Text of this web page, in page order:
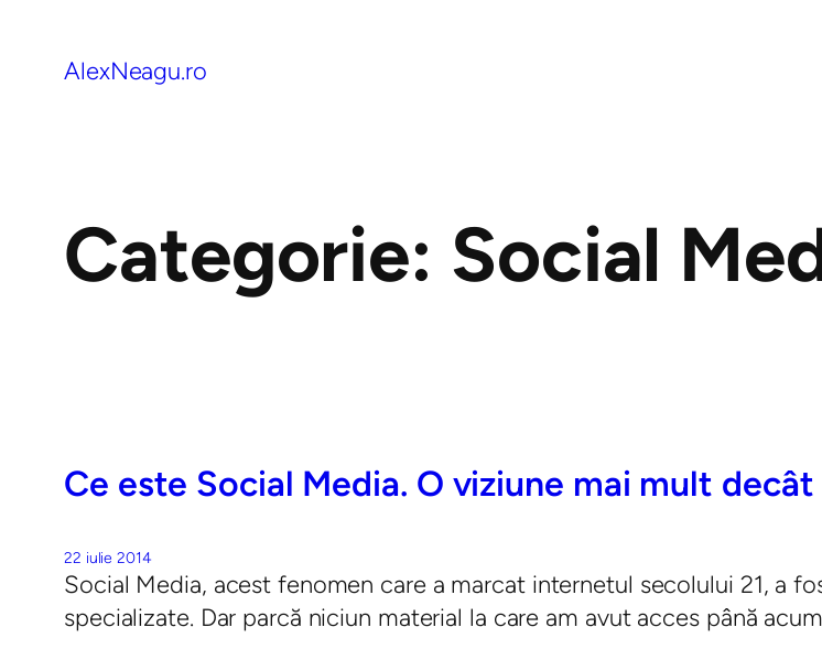
AlexNeagu.ro
Categorie: Social
Ce este Social Media. O viziune mai mult
22 iulie 2014
Social Media, acest fenomen care a marcat internetul secolului 21, a
specializate. Dar parcă niciun material la care am avut acces până